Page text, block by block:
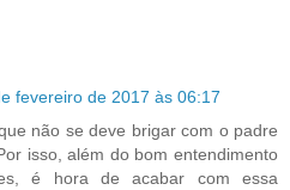
fevereiro de 2017 às 06:17
não se deve brigar com o padre
isso, além do bom entendimento
é hora de acabar com essa